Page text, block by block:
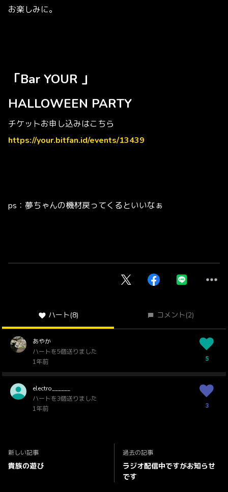
お楽しみに。
「Bar YOUR 」
HALLOWEEN PARTY
チケットお申し込みはこちら
https://your.bitfan.id/events/13439
ps：夢ちゃんの機材戻ってくるといいなぁ
ハート(8) コメント(2)
あやか
ハートを5個送りました
1年前
5
electro______
ハートを3個送りました
1年前
3
新しい記事
貴族の遊び
過去の記事
ラジオ配信中ですがお知らせ
です